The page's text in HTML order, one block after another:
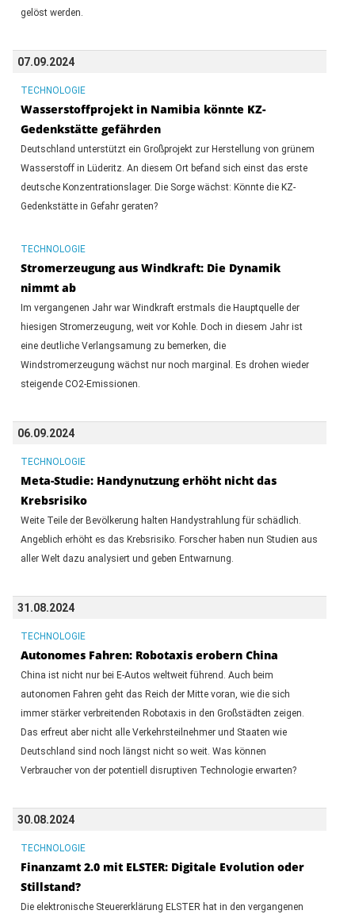
gelöst werden.
07.09.2024
TECHNOLOGIE
Wasserstoffprojekt in Namibia könnte KZ-
Gedenkstätte gefährden
Deutschland unterstützt ein Großprojekt zur Herstellung von grünem
Wasserstoff in Lüderitz. An diesem Ort befand sich einst das erste
deutsche Konzentrationslager. Die Sorge wächst: Könnte die KZ-
Gedenkstätte in Gefahr geraten?
TECHNOLOGIE
Stromerzeugung aus Windkraft: Die Dynamik
nimmt ab
Im vergangenen Jahr war Windkraft erstmals die Hauptquelle der
hiesigen Stromerzeugung, weit vor Kohle. Doch in diesem Jahr ist
eine deutliche Verlangsamung zu bemerken, die
Windstromerzeugung wächst nur noch marginal. Es drohen wieder
steigende CO2-Emissionen.
06.09.2024
TECHNOLOGIE
Meta-Studie: Handynutzung erhöht nicht das
Krebsrisiko
Weite Teile der Bevölkerung halten Handystrahlung für schädlich.
Angeblich erhöht es das Krebsrisiko. Forscher haben nun Studien aus
aller Welt dazu analysiert und geben Entwarnung.
31.08.2024
TECHNOLOGIE
Autonomes Fahren: Robotaxis erobern China
China ist nicht nur bei E-Autos weltweit führend. Auch beim
autonomen Fahren geht das Reich der Mitte voran, wie die sich
immer stärker verbreitenden Robotaxis in den Großstädten zeigen.
Das erfreut aber nicht alle Verkehrsteilnehmer und Staaten wie
Deutschland sind noch längst nicht so weit. Was können
Verbraucher von der potentiell disruptiven Technologie erwarten?
30.08.2024
TECHNOLOGIE
Finanzamt 2.0 mit ELSTER: Digitale Evolution oder
Stillstand?
Die elektronische Steuererklärung ELSTER hat in den vergangenen